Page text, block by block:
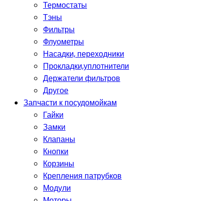
Термостаты
Тэны
Фильтры
Флуометры
Насадки, переходники
Прокладки,уплотнители
Держатели фильтров
Другое
Запчасти к посудомойкам
Гайки
Замки
Клапаны
Кнопки
Корзины
Крепления патрубков
Модули